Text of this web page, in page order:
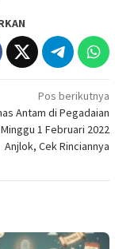
Pos berikutnya
Antam di Pegadaian
1 Februari 2022
Anjlok, Cek Rinciannya